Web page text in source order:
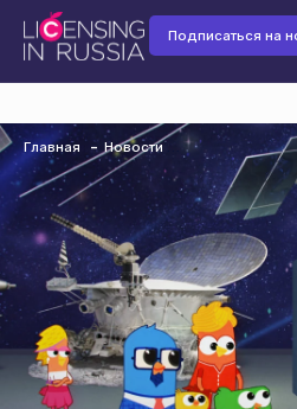
Подписаться на
Главная Новости